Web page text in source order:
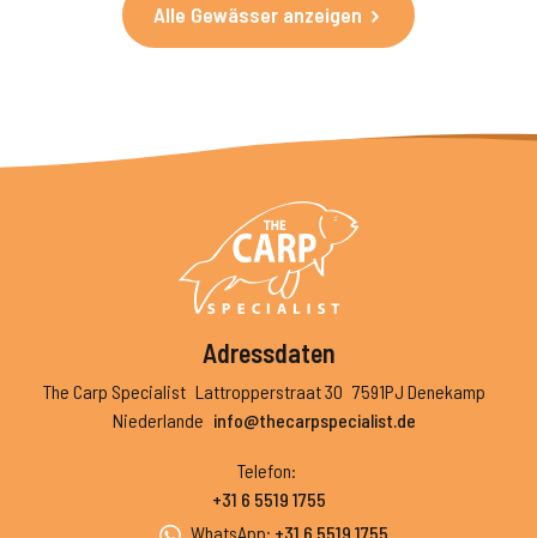
Alle Gewässer anzeigen
Adressdaten
The Carp Specialist Lattropperstraat 30 7591PJ Denekamp
Niederlande info@thecarpspecialist.de
Telefon:
+31 6 5519 1755
WhatsApp: +31 6 5519 1755